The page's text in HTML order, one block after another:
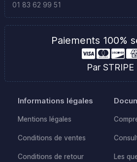
01 83 62 99 51
Paiements 100%
Par STRIPE
Informations légales
Mentions légales
Conditions de ventes
Conditions de retour Les